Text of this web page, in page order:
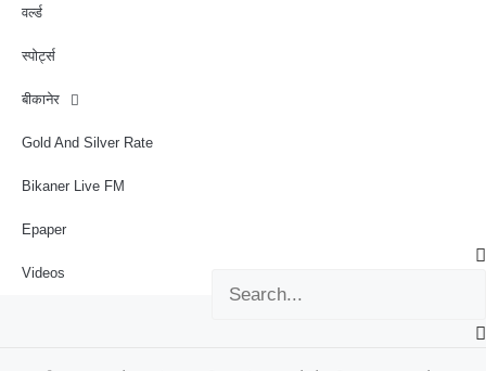
वर्ल्ड
स्पोर्ट्स
बीकानेर
Gold And Silver Rate
Bikaner Live FM
Epaper
Videos